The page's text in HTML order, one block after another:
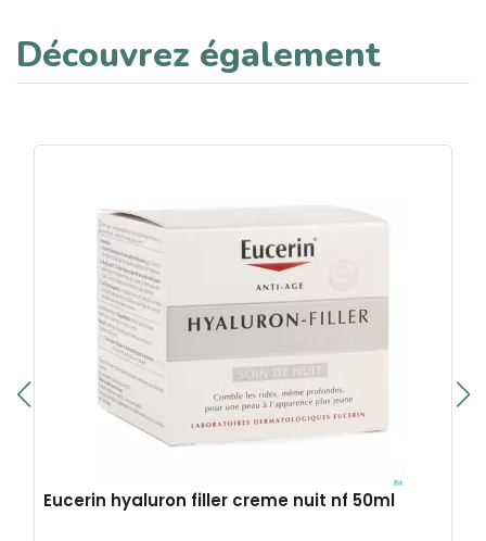
Découvrez également
Eucerin hyaluron filler creme nuit nf 50ml